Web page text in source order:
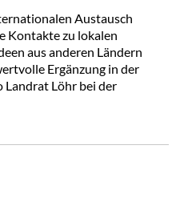
Austausch
Kontakte zu lokalen
aus anderen Ländern
Ergänzung in der
Landrat Löhr bei der